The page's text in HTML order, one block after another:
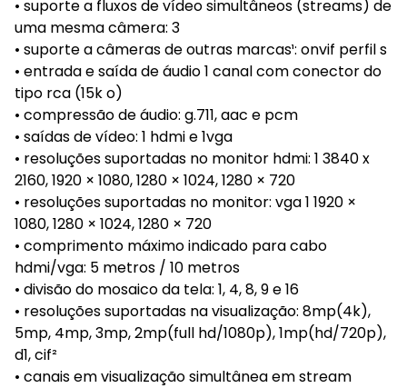
• suporte a fluxos de vídeo simultâneos (streams) de
uma mesma câmera: 3
• suporte a câmeras de outras marcas¹: onvif perfil s
• entrada e saída de áudio 1 canal com conector do
tipo rca (15k o)
• compressão de áudio: g.711, aac e pcm
• saídas de vídeo: 1 hdmi e 1vga
• resoluções suportadas no monitor hdmi: 1 3840 x
2160, 1920 × 1080, 1280 × 1024, 1280 × 720
• resoluções suportadas no monitor: vga 1 1920 ×
1080, 1280 × 1024, 1280 × 720
• comprimento máximo indicado para cabo
hdmi/vga: 5 metros / 10 metros
• divisão do mosaico da tela: 1, 4, 8, 9 e 16
• resoluções suportadas na visualização: 8mp(4k),
5mp, 4mp, 3mp, 2mp(full hd/1080p), 1mp(hd/720p),
d1, cif²
• canais em visualização simultânea em stream